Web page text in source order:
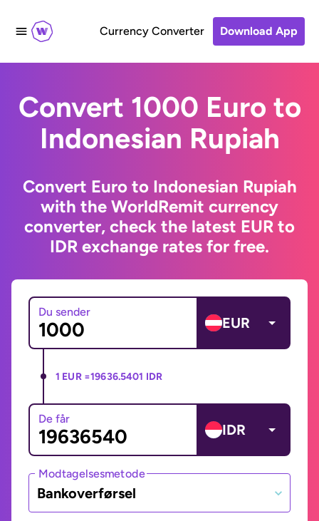
Currency Converter Download App
Convert 1000 Euro to
Indonesian Rupiah
Convert Euro to Indonesian Rupiah
with the WorldRemit currency
converter, check the latest EUR to
IDR exchange rates for free.
Du sender
EUR
1 EUR =19636.5401 IDR
De får
IDR
Modtagelsesmetode
Bankoverførsel